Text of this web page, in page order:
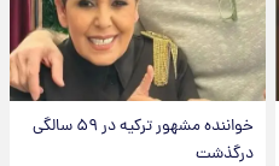
خواننده مشهور ترکیه در ۵۹ سالگی
درگذشت